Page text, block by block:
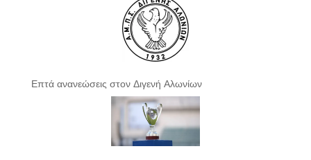
Επτά ανανεώσεις στον Διγενή Αλωνίων